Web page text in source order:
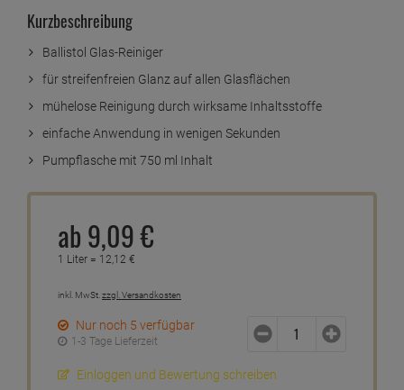
Kurzbeschreibung
Ballistol Glas-Reiniger
für streifenfreien Glanz auf allen Glasflächen
mühelose Reinigung durch wirksame Inhaltsstoffe
einfache Anwendung in wenigen Sekunden
Pumpflasche mit 750 ml Inhalt
ab 9,09€
1 Liter = 12,12 €
inkl. MwSt. zzgl. Versandkosten
Nur noch 5 verfügbar
1-3 Tage Lieferzeit
Einloggen und Bewertung schreiben